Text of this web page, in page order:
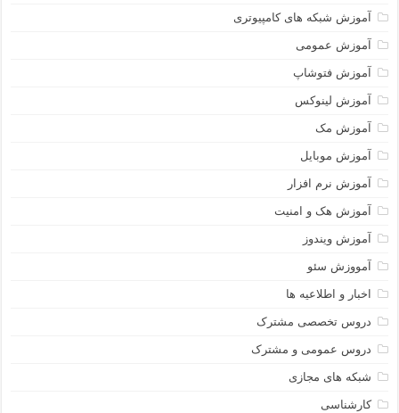
آموزش شبکه های کامپیوتری
آموزش عمومی
آموزش فتوشاپ
آموزش لینوکس
آموزش مک
آموزش موبایل
آموزش نرم افزار
آموزش هک و امنیت
آموزش ویندوز
آمووزش سئو
اخبار و اطلاعیه ها
دروس تخصصی مشترک
دروس عمومی و مشترک
شبکه های مجازی
کارشناسی